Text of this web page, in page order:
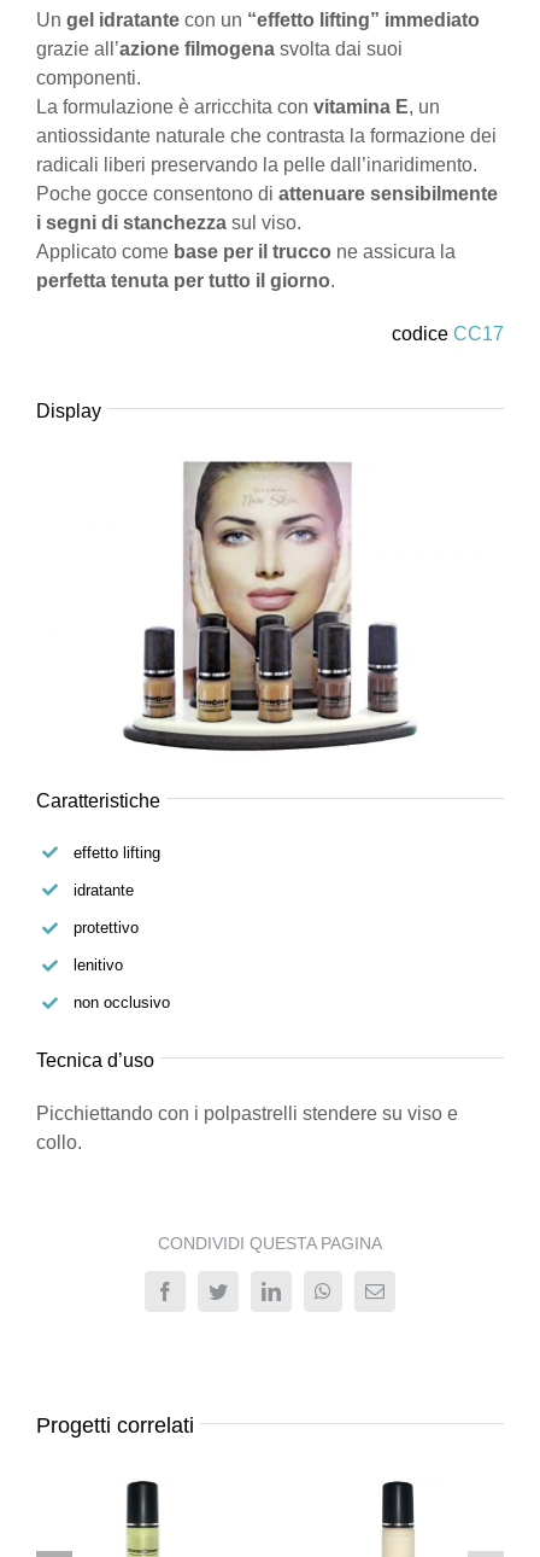
Un gel idratante con un “effetto lifting” immediato
grazie all’azione filmogena svolta dai suoi
componenti.
La formulazione è arricchita con vitamina E, un
antiossidante naturale che contrasta la formazione dei
radicali liberi preservando la pelle dall’inaridimento.
Poche gocce consentono di attenuare sensibilmente
i segni di stanchezza sul viso.
Applicato come base per il trucco ne assicura la
perfetta tenuta per tutto il giorno.
codice CC17
Display
Caratteristiche
effetto lifting
idratante
protettivo
lenitivo
non occlusivo
Tecnica d’uso
Picchiettando con i polpastrelli stendere su viso e
collo.
CONDIVIDI QUESTA PAGINA
FacebookTwitterLinkedInWhatsApp
Email
Progetti correlati